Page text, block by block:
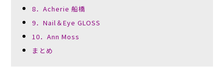
8．Acherie 船橋
9．Nail＆Eye GLOSS
10．Ann Moss
まとめ